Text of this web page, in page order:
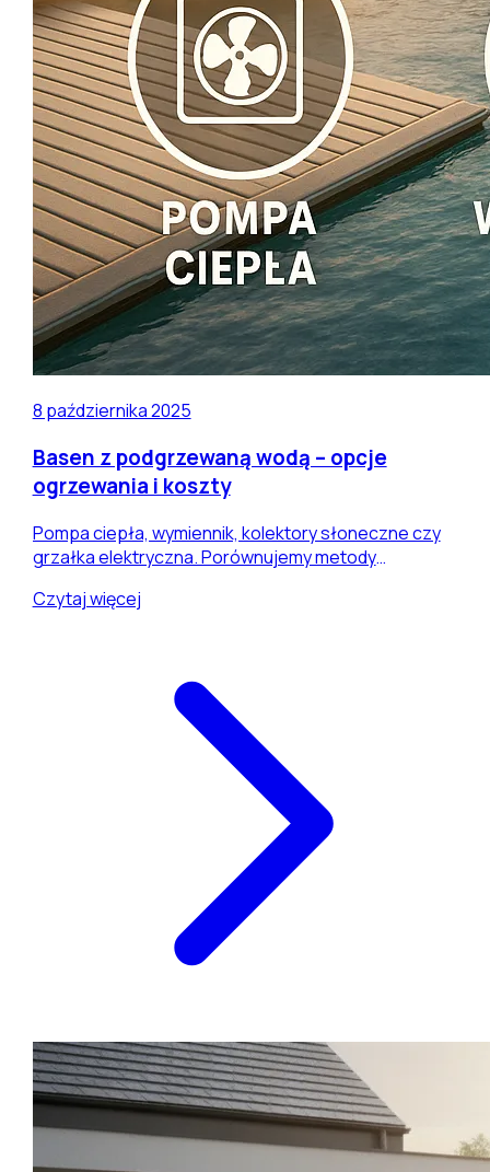
8 października 2025
Basen z podgrzewaną wodą – opcje
ogrzewania i koszty
Pompa ciepła, wymiennik, kolektory słoneczne czy
grzałka elektryczna. Porównujemy metody
koszty inwestycji i użytkowania w warunkach
Czytaj więcej